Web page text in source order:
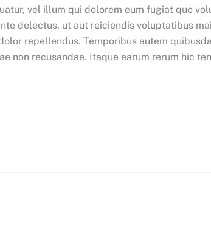
vel illum qui dolorem eum fugiat quo
delectus, ut aut reiciendis voluptatibus
repellendus. Temporibus autem
non recusandae. Itaque earum rerum hic